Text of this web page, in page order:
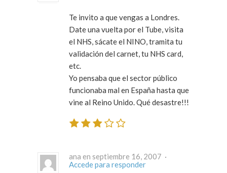
Te invito a que vengas a Londres.
Date una vuelta por el Tube, visita
el NHS, sácate el NINO, tramita tu
validación del carnet, tu NHS card,
etc.
Yo pensaba que el sector público
funcionaba mal en España hasta que
vine al Reino Unido. Qué desastre!!!
ana en septiembre 16, 2007 ·
Accede para responder